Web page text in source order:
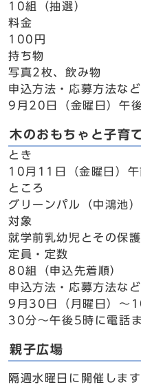
10組（抽選）
料金
100円
持ち物
写真2枚、飲み物
申込方法・応募方法など
9月20日（金曜日）午
木のおもちゃと子育
とき
10月11日（金曜日）
ところ
グリーンパル（中鴻池）
対象
就学前乳幼児とその保
定員・定数
80組（申込先着順）
申込方法・応募方法など
9月30日（月曜日）～
30分～午後5時に電話
親子広場
隔週水曜日に開催しま